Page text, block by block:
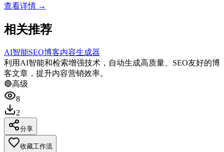
查看详情 →
相关推荐
AI智能SEO博客内容生成器
利用AI智能和检索增强技术，自动生成高质量、SEO友好的博
客文章，提升内容营销效率。
🔴高级
8
2
分享
收藏工作流